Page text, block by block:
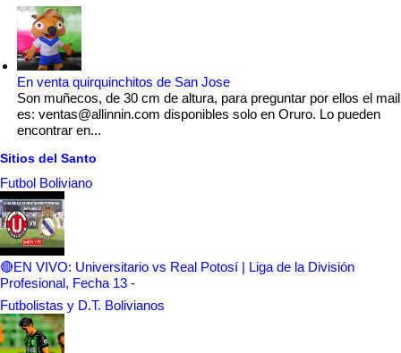
En venta quirquinchitos de San Jose
Son muñecos, de 30 cm de altura, para preguntar por ellos el mail
es: ventas@allinnin.com disponibles solo en Oruro. Lo pueden
encontrar en...
Sitios del Santo
Futbol Boliviano
🔴EN VIVO: Universitario vs Real Potosí | Liga de la División
Profesional, Fecha 13 -
Futbolistas y D.T. Bolivianos